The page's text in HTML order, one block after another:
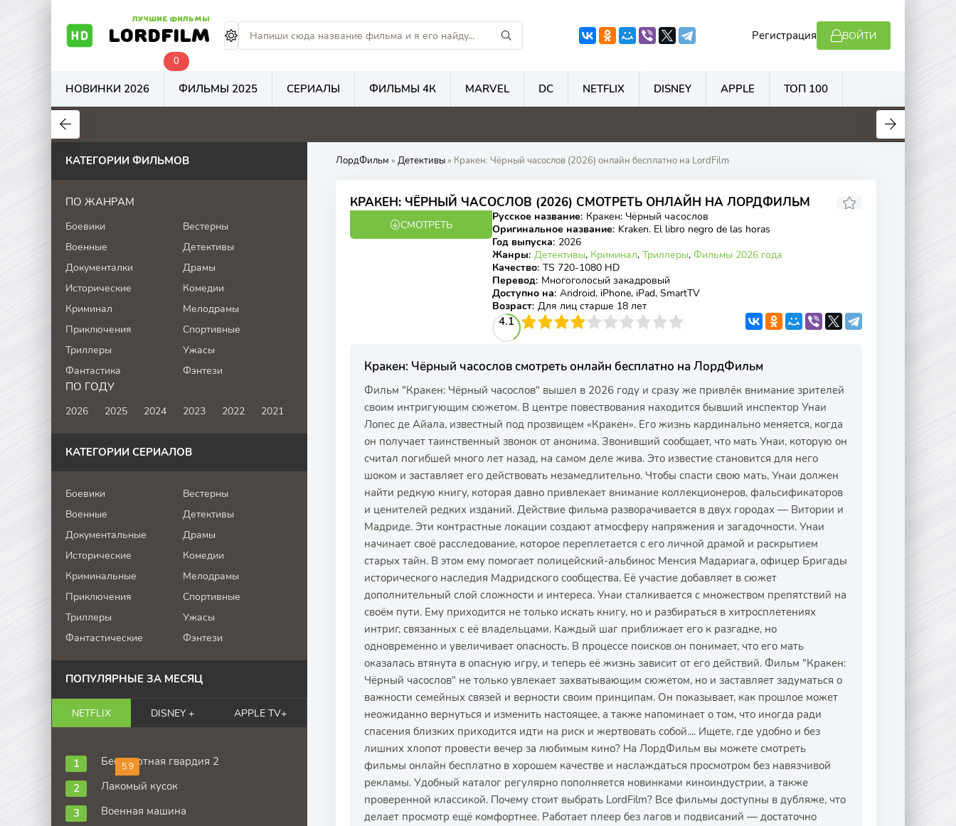
LORDFILM
ЛУЧШИЕ ФИЛЬМЫ
Регистрация ВОЙТИ
НОВИНКИ 2026
0
ФИЛЬМЫ 2025 СЕРИАЛЫ ФИЛЬМЫ 4К MARVEL DC NETFLIX DISNEY APPLE ТОП 100
7.6
ЛордФильм » Детективы» Кракен: Чёрный часослов (2026) онлайн бесплатно на LordFilm
КРАКЕН: ЧЁРНЫЙ ЧАСОСЛОВ (2026) СМОТРЕТЬ ОНЛАЙН НА ЛОРДФИЛЬМ
СМОТРЕТЬ
Русское название: Кракен: Чёрный часослов
Оригинальное название: Kraken. El libro negro de las horas
Год выпуска: 2026
Жанры: Детективы, Криминал, Триллеры, Фильмы 2026 года
Качество: TS 720-1080 HD
Перевод: Многоголосый закадровый
Доступно на: Android, iPhone, iPad, SmartTV
Возраст: Для лиц старше 18 лет
4.1
4 5 6 7 8 9 10
Кракен: Чёрный часослов смотреть онлайн бесплатно на ЛордФильм
Фильм "Кракен: Чёрный часослов" вышел в 2026 году и сразу же привлёк внимание зрителей
своим интригующим сюжетом. В центре повествования находится бывший инспектор Унаи
Лопес де Айала, известный под прозвищем «Кракен». Его жизнь кардинально меняется, когда
он получает таинственный звонок от анонима. Звонивший сообщает, что мать Унаи, которую он
считал погибшей много лет назад, на самом деле жива. Это известие становится для него
шоком и заставляет его действовать незамедлительно. Чтобы спасти свою мать, Унаи должен
найти редкую книгу, которая давно привлекает внимание коллекционеров, фальсификаторов
и ценителей редких изданий. Действие фильма разворачивается в двух городах — Витории и
Мадриде. Эти контрастные локации создают атмосферу напряжения и загадочности. Унаи
начинает своё расследование, которое переплетается с его личной драмой и раскрытием
старых тайн. В этом ему помогает полицейский-альбинос Менсия Мадариага, офицер Бригады
исторического наследия Мадридского сообщества. Её участие добавляет в сюжет
дополнительный слой сложности и интереса. Унаи сталкивается с множеством препятствий на
своём пути. Ему приходится не только искать книгу, но и разбираться в хитросплетениях
интриг, связанных с её владельцами. Каждый шаг приближает его к разгадке, но
одновременно и увеличивает опасность. В процессе поисков он понимает, что его мать
оказалась втянута в опасную игру, и теперь её жизнь зависит от его действий. Фильм "Кракен:
Чёрный часослов" не только увлекает захватывающим сюжетом, но и заставляет задуматься о
важности семейных связей и верности своим принципам. Он показывает, как прошлое может
неожиданно вернуться и изменить настоящее, а также напоминает о том, что иногда ради
спасения близких приходится идти на риск и жертвовать собой.... Ищете, где удобно и без
лишних хлопот провести вечер за любимым кино? На ЛордФильм вы можете смотреть
фильмы онлайн бесплатно в хорошем качестве и наслаждаться просмотром без навязчивой
рекламы. Удобный каталог регулярно пополняется новинками киноиндустрии, а также
проверенной классикой. Почему стоит выбрать LordFilm? Все фильмы доступны в дубляже, что
делает просмотр ещё комфортнее. Работает плеер без лагов и подвисаний — достаточно
КАТЕГОРИИ ФИЛЬМОВ
ПО ЖАНРАМ
Боевики
Вестерны
Военные
Детективы
Документалки
Драмы
Исторические
Комедии
Криминал
Мелодрамы
Приключения
Спортивные
Триллеры
Ужасы
Фантастика
Фэнтези
ПО ГОДУ
2026 2025 2024 2023 2022 2021
КАТЕГОРИИ СЕРИАЛОВ
Боевики
Вестерны
Военные
Детективы
Документальные
Драмы
Исторические
Комедии
Криминальные
Мелодрамы
Приключения
Спортивные
Триллеры
Ужасы
Фантастические
Фэнтези
ПОПУЛЯРНЫЕ ЗА МЕСЯЦ
NETFLIX DISNEY + APPLE TV+
5.9
Бессмертная гвардия 2
Лакомый кусок
Военная машина